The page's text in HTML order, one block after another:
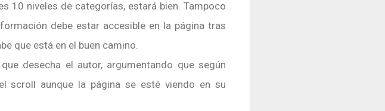
10 niveles de categorías, estará bien. Tampoco
debe estar accesible en la página tras
que está en el buen camino.
desecha el autor, argumentando que según
scroll aunque la página se esté viendo en su